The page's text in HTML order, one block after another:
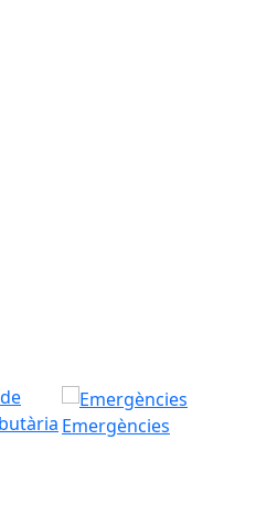
Emergències